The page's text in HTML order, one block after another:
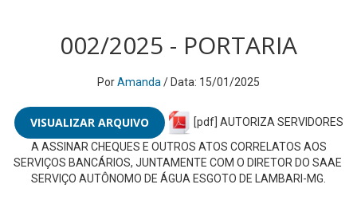
002/2025 - PORTARIA
PorAmanda / Data: 15/01/2025
VISUALIZAR ARQUIVO
[pdf] AUTORIZA SERVIDORES
A ASSINAR CHEQUES E OUTROS ATOS CORRELATOS AOS
SERVIÇOS BANCÁRIOS, JUNTAMENTE COM O DIRETOR DO SAAE 
SERVIÇO AUTÔNOMO DE ÁGUA ESGOTO DE LAMBARI-MG.